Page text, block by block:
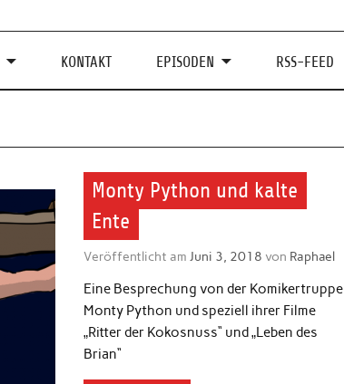
KONTAKT EPISODEN RSS-FEED
Monty Python und kalte
Ente
Veröffentlicht am Juni 3, 2018 von Raphael
Eine Besprechung von der Komikertruppe
Monty Python und speziell ihrer Filme
„Ritter der Kokosnuss“ und „Leben des
Brian“